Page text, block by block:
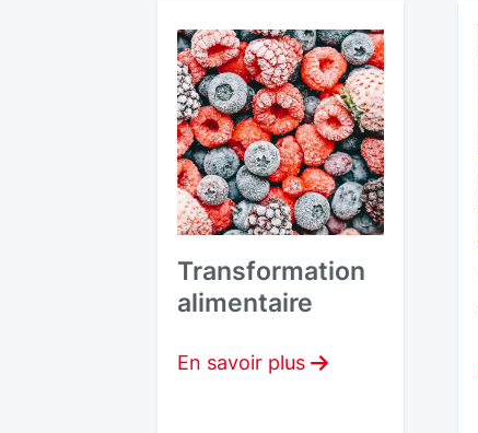
Transformation
alimentaire
En savoir plus